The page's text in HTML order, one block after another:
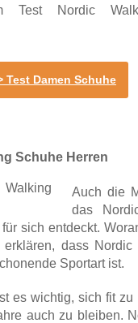
Test Nordic
Test Damen Schuhe
Schuhe Herren
Auch die
das
sich entdeckt.
dass Nordic
Sportart ist.
es wichtig, sich fit zu
auch zu bleiben.